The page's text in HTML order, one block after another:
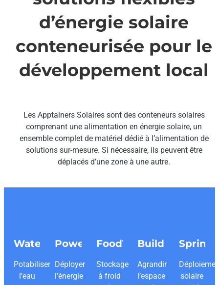
d’énergie solaire
conteneurisée pour le
développement local
Les Apptainers Solaires sont des conteneurs solaires
comprenant une alimentation en énergie solaire, un
ensemble complet de matériel dédié à l’alimentation de
solutions sur-mesure. Si nécessaire, ils peuvent être
déplacés d’une zone à une autre.
WaterTainers
Potabiliser
l’eau
PowerTainers
Déployer
l’énergie
FoodTainers
Stockage
à froid
BuildBox
Agrandir
l’espace
solaire